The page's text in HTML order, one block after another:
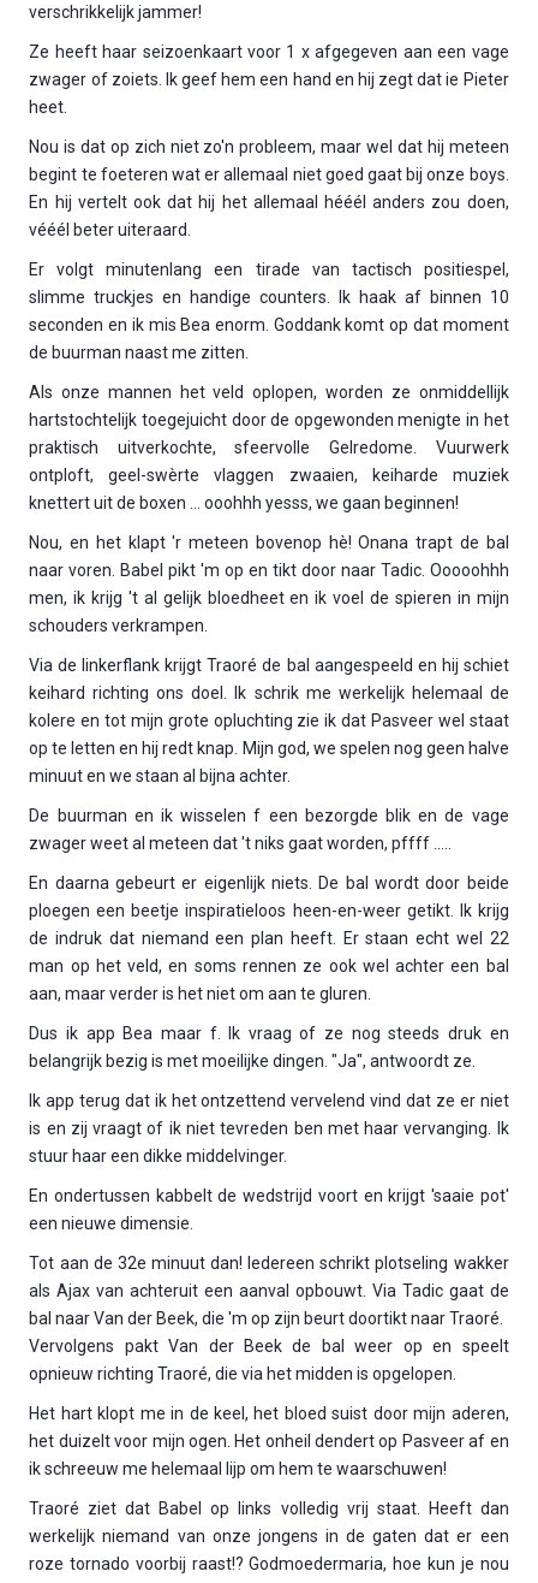
verschrikkelijk jammer!
Ze heeft haar seizoenkaart voor 1 x afgegeven aan een vage
zwager of zoiets. Ik geef hem een hand en hij zegt dat ie Pieter
heet.
Nou is dat op zich niet zo'n probleem, maar wel dat hij meteen
begint te foeteren wat er allemaal niet goed gaat bij onze boys.
En hij vertelt ook dat hij het allemaal hééél anders zou doen,
vééél beter uiteraard.
Er volgt minutenlang een tirade van tactisch positiespel,
slimme truckjes en handige counters. Ik haak af binnen 10
seconden en ik mis Bea enorm. Goddank komt op dat moment
de buurman naast me zitten.
Als onze mannen het veld oplopen, worden ze onmiddellijk
hartstochtelijk toegejuicht door de opgewonden menigte in het
praktisch uitverkochte, sfeervolle Gelredome. Vuurwerk
ontploft, geel-swèrte vlaggen zwaaien, keiharde muziek
knettert uit de boxen … ooohhh yesss, we gaan beginnen!
Nou, en het klapt 'r meteen bovenop hè! Onana trapt de bal
naar voren. Babel pikt 'm op en tikt door naar Tadic. Ooooohhh
men, ik krijg 't al gelijk bloedheet en ik voel de spieren in mijn
schouders verkrampen.
Via de linkerflank krijgt Traoré de bal aangespeeld en hij schiet
keihard richting ons doel. Ik schrik me werkelijk helemaal de
kolere en tot mijn grote opluchting zie ik dat Pasveer wel staat
op te letten en hij redt knap. Mijn god, we spelen nog geen halve
minuut en we staan al bijna achter.
De buurman en ik wisselen f een bezorgde blik en de vage
zwager weet al meteen dat 't niks gaat worden, pffff …..
En daarna gebeurt er eigenlijk niets. De bal wordt door beide
ploegen een beetje inspiratieloos heen-en-weer getikt. Ik krijg
de indruk dat niemand een plan heeft. Er staan echt wel 22
man op het veld, en soms rennen ze ook wel achter een bal
aan, maar verder is het niet om aan te gluren.
Dus ik app Bea maar f. Ik vraag of ze nog steeds druk en
belangrijk bezig is met moeilijke dingen. "Ja", antwoordt ze.
Ik app terug dat ik het ontzettend vervelend vind dat ze er niet
is en zij vraagt of ik niet tevreden ben met haar vervanging. Ik
stuur haar een dikke middelvinger.
En ondertussen kabbelt de wedstrijd voort en krijgt 'saaie pot'
een nieuwe dimensie.
Tot aan de 32e minuut dan! Iedereen schrikt plotseling wakker
als Ajax van achteruit een aanval opbouwt. Via Tadic gaat de
bal naar Van der Beek, die 'm op zijn beurt doortikt naar Traoré.
Vervolgens pakt Van der Beek de bal weer op en speelt
opnieuw richting Traoré, die via het midden is opgelopen.
Het hart klopt me in de keel, het bloed suist door mijn aderen,
het duizelt voor mijn ogen. Het onheil dendert op Pasveer af en
ik schreeuw me helemaal lijp om hem te waarschuwen!
Traoré ziet dat Babel op links volledig vrij staat. Heeft dan
werkelijk niemand van onze jongens in de gaten dat er een
roze tornado voorbij raast!? Godmoedermaria, hoe kun je nou